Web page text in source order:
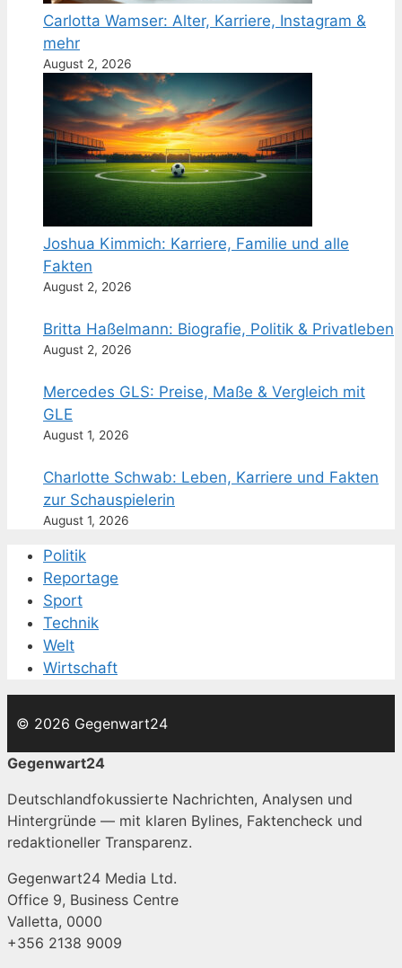
Carlotta Wamser: Alter, Karriere, Instagram &
mehr
August 2, 2026
Joshua Kimmich: Karriere, Familie und alle
Fakten
August 2, 2026
Britta Haßelmann: Biografie, Politik & Privatleben
August 2, 2026
Mercedes GLS: Preise, Maße & Vergleich mit
GLE
August 1, 2026
Charlotte Schwab: Leben, Karriere und Fakten
zur Schauspielerin
August 1, 2026
Politik
Reportage
Sport
Technik
Welt
Wirtschaft
© 2026 Gegenwart24
Gegenwart24
Deutschlandfokussierte Nachrichten, Analysen und
Hintergründe — mit klaren Bylines, Faktencheck und
redaktioneller Transparenz.
Gegenwart24 Media Ltd.
Office 9, Business Centre
Valletta, 0000
+356 2138 9009